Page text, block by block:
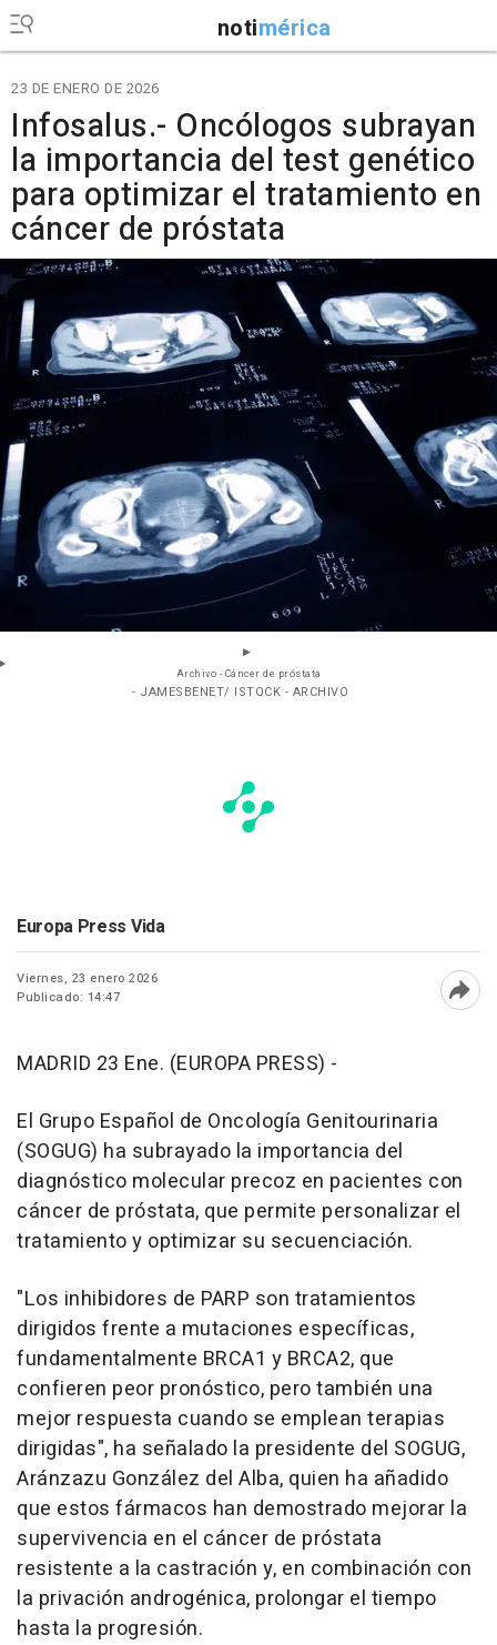
notimérica
23 DE ENERO DE 2026
Infosalus.- Oncólogos subrayan
la importancia del test genético
para optimizar el tratamiento en
cáncer de próstata
Archivo - Cáncer de próstata
- JAMESBENET/ ISTOCK - ARCHIVO
Europa Press Vida
Viernes, 23 enero 2026
Publicado: 14:47
MADRID 23 Ene. (EUROPA PRESS) -
El Grupo Español de Oncología Genitourinaria
(SOGUG) ha subrayado la importancia del
diagnóstico molecular precoz en pacientes con
cáncer de próstata, que permite personalizar el
tratamiento y optimizar su secuenciación.
"Los inhibidores de PARP son tratamientos
dirigidos frente a mutaciones específicas,
fundamentalmente BRCA1 y BRCA2, que
confieren peor pronóstico, pero también una
mejor respuesta cuando se emplean terapias
dirigidas", ha señalado la presidente del SOGUG,
Aránzazu González del Alba, quien ha añadido
que estos fármacos han demostrado mejorar la
supervivencia en el cáncer de próstata
resistente a la castración y, en combinación con
la privación androgénica, prolongar el tiempo
hasta la progresión.